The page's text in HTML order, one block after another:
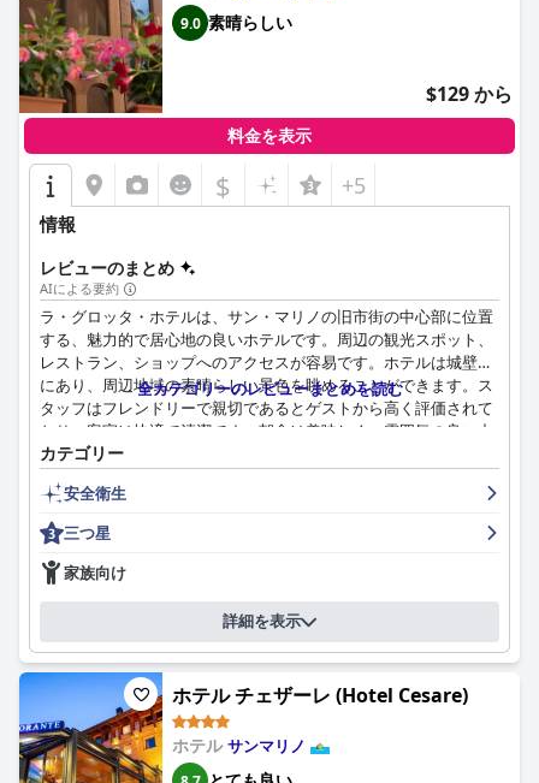
9.0 素晴らしい
$129 から
料金を表示
$ +5
情報
レビューのまとめ
AIによる要約
ラ・グロッタ・ホテルは、サン・マリノの旧市街の中心部に位置
する、魅力的で居心地の良いホテルです。周辺の観光スポット、
レストラン、ショップへのアクセスが容易です。ホテルは城壁内
にあり、周辺地域の素晴らしい景色を眺めることができます。ス
タッフはフレンドリーで親切であるとゲストから高く評価されて
おり、客室は快適で清潔です。朝食は美味しく、雰囲気の良い中
で提供され、グルテンフリーを含む様々なオプションが用意され
ています。ホテルの客室と施設は細部に至るまで細心の注意が払
われており、快適で楽しい滞在ができます。スタッフはホテルの
輝かしいスターであり、その親切さ、親身な対応、プロ意識が一
貫して評価されています。ベッドが少し硬すぎると感じたゲスト
もいましたが、ほとんどのゲストは快適なベッドで眠るのを楽し
みました。ホテルはP6駐車場に近く、ゲストが利用できるエレベ
ーターがあることはプラスの特徴ですが、障害のある方のアクセ
スは少し難しい場合があります。全体として、ラ・グロッタ・ホ
テルは、素晴らしいロケーションと優れた清潔さを求める方にと
って、素晴らしい、清潔で快適な宿泊施設を提供します。
全カテゴリーのレビューまとめを読む
カテゴリー
安全衛生
三つ星
家族向け
詳細を表示
ホテル チェザーレ (Hotel Cesare)
ホテルサンマリノ